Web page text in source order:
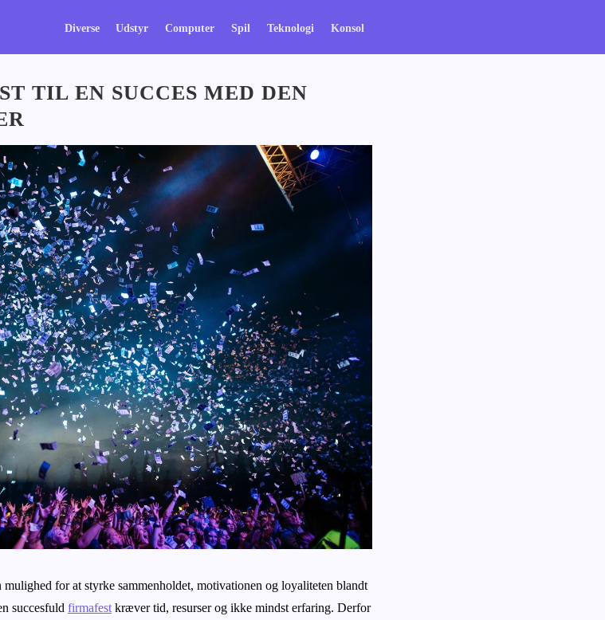
Diverse Udstyr Computer Spil Teknologi Konsol
TIL EN SUCCES MED DEN
for at styrke sammenholdet, motivationen og loyaliteten blandt
succesfuld firmafest kræver tid, resurser og ikke mindst erfaring. Derfor